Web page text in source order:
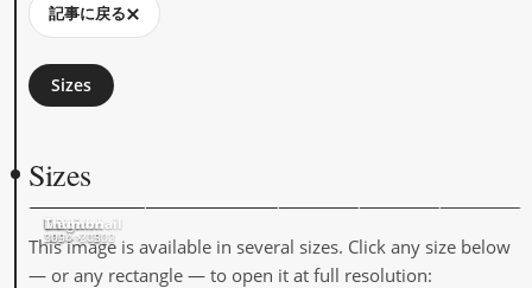
記事に戻る
Sizes
Sizes
Original
3264 × 2230
HD
1920 × 1312
Large
1024 × 700
Medium
500 × 342
Thumbnail
205 × 205
This image is available in several sizes. Click any size below
— or any rectangle — to open it at full resolution: